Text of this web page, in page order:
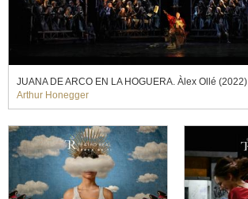
JUANA DE ARCO EN LA HOGUERA. Àlex Ollé (2022)
Arthur Honegger